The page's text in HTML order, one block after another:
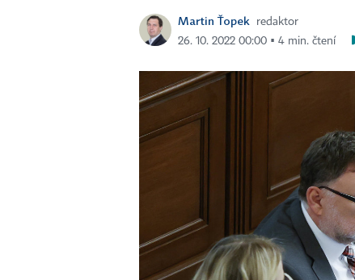
Martin Ťopek
redaktor
26. 10. 2022 00:00 ▪ 4 min. čtení